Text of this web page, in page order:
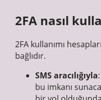
2FA nasıl
2FA kullanımı
bağlıdır.
SMS aracılığıyla
bu imkanı